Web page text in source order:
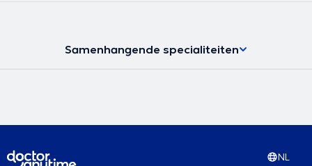
Samenhangende specialiteiten
NL